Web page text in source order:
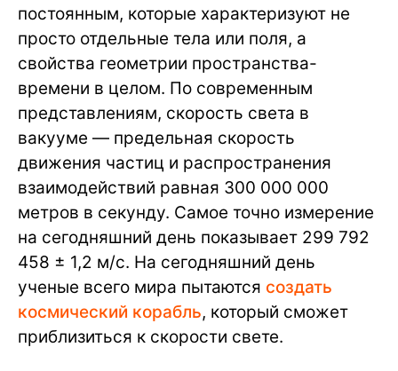
постоянным, которые характеризуют не
просто отдельные тела или поля, а
свойства геометрии пространства-
времени в целом. По современным
представлениям, скорость света в
вакууме — предельная скорость
движения частиц и распространения
взаимодействий равная 300 000 000
метров в секунду. Самое точно измерение
на сегодняшний день показывает 299 792
458 ± 1,2 м/с. На сегодняшний день
ученые всего мира пытаются создать
космический корабль, который сможет
приблизиться к скорости свете.